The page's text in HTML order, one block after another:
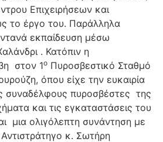
Επιχειρήσεων και
το έργο του. Παράλληλα
εκπαίδευση μέσω
. Κατόπιν η
στον 1ο Πυροσβεστικό Σταθμό
όπου είχε την ευκαιρία
συναδέλφους πυροσβέστες της
και τις εγκαταστάσεις του
μια ολιγόλεπτη συνάντηση με
κ. Σωτήρη